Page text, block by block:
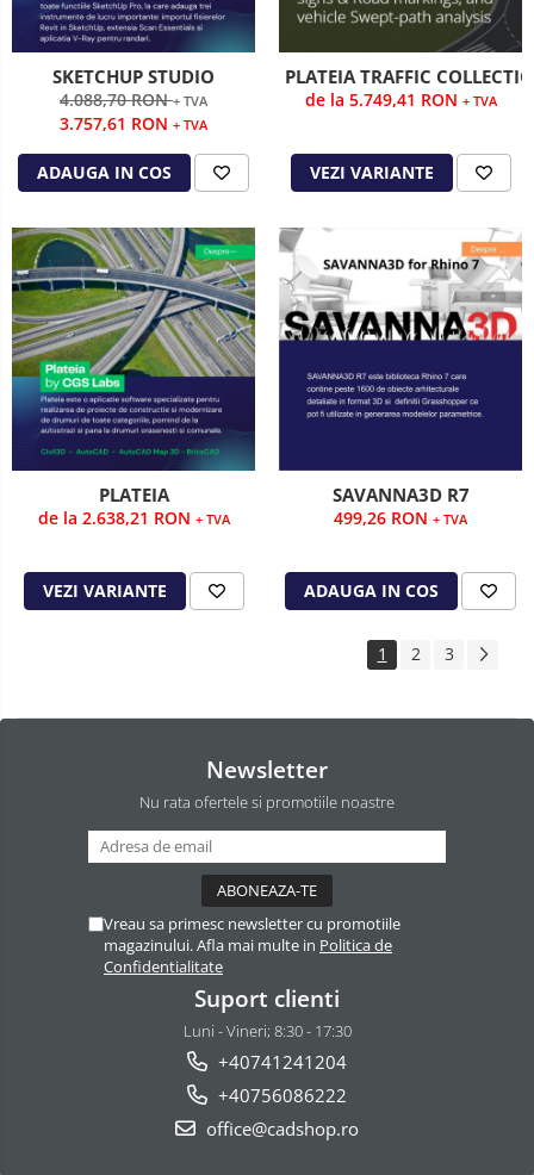
SKETCHUP STUDIO
4.088,70 RON+ TVA
3.757,61 RON + TVA
ADAUGA IN COS
PLATEIA TRAFFIC
de la 5.749,41 RON + TVA
VEZI VARIANTE
PLATEIA
de la 2.638,21 RON + TVA
VEZI VARIANTE
SAVANNA3D R7
499,26 RON + TVA
ADAUGA IN COS
1 2 3
Newsletter
Nu rata ofertele si promotiile noastre
Vreau sa primesc newsletter cu promotiile
magazinului. Afla mai multe in Politica de
Confidentialitate
Suport clienti
Luni - Vineri; 8:30 - 17:30
+40741241204
+40756086222
office@cadshop.ro